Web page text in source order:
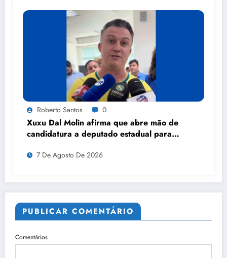
Roberto Santos 0
Xuxu Dal Molin afirma que abre mão de
candidatura a deputado estadual para
priorizar projeto político nacional
7 De Agosto De 2026
PUBLICAR COMENTÁRIO
Comentários